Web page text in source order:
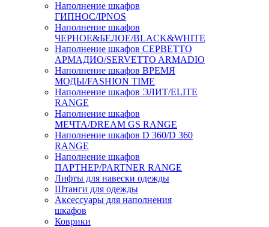
Наполнение шкафов
ГИПНОС/IPNOS
Наполнение шкафов
ЧЕРНОЕ&БЕЛОЕ/BLACK&WHITE
Наполнение шкафов СЕРВЕТТО
АРМАДИО/SERVETTO ARMADIO
Наполнение шкафов ВРЕМЯ
МОДЫ/FASHION TIME
Наполнение шкафов ЭЛИТ/ELITE
RANGE
Наполнение шкафов
МЕЧТА/DREAM GS RANGE
Наполнение шкафов D 360/D 360
RANGE
Наполнение шкафов
ПАРТНЕР/PARTNER RANGE
Лифты для навески одежды
Штанги для одежды
Аксессуары для наполнения
шкафов
Коврики